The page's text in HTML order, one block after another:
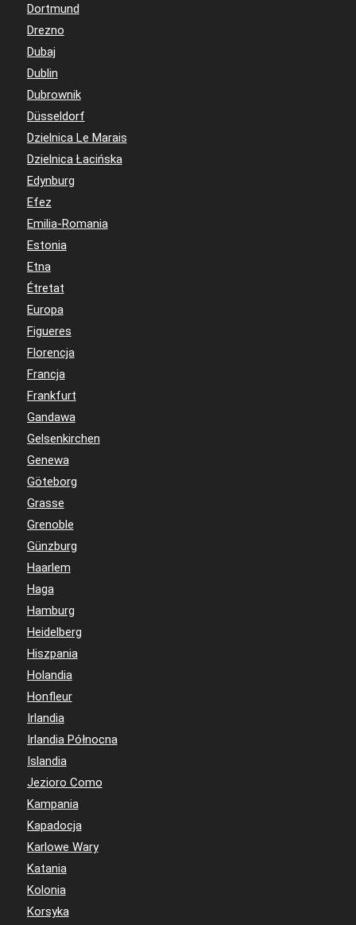
Dortmund
Drezno
Dubaj
Dublin
Dubrownik
Düsseldorf
Dzielnica Le Marais
Dzielnica Łacińska
Edynburg
Efez
Emilia-Romania
Estonia
Etna
Étretat
Europa
Figueres
Florencja
Francja
Frankfurt
Gandawa
Gelsenkirchen
Genewa
Göteborg
Grasse
Grenoble
Günzburg
Haarlem
Haga
Hamburg
Heidelberg
Hiszpania
Holandia
Honfleur
Irlandia
Irlandia Północna
Islandia
Jezioro Como
Kampania
Kapadocja
Karlowe Wary
Katania
Kolonia
Korsyka